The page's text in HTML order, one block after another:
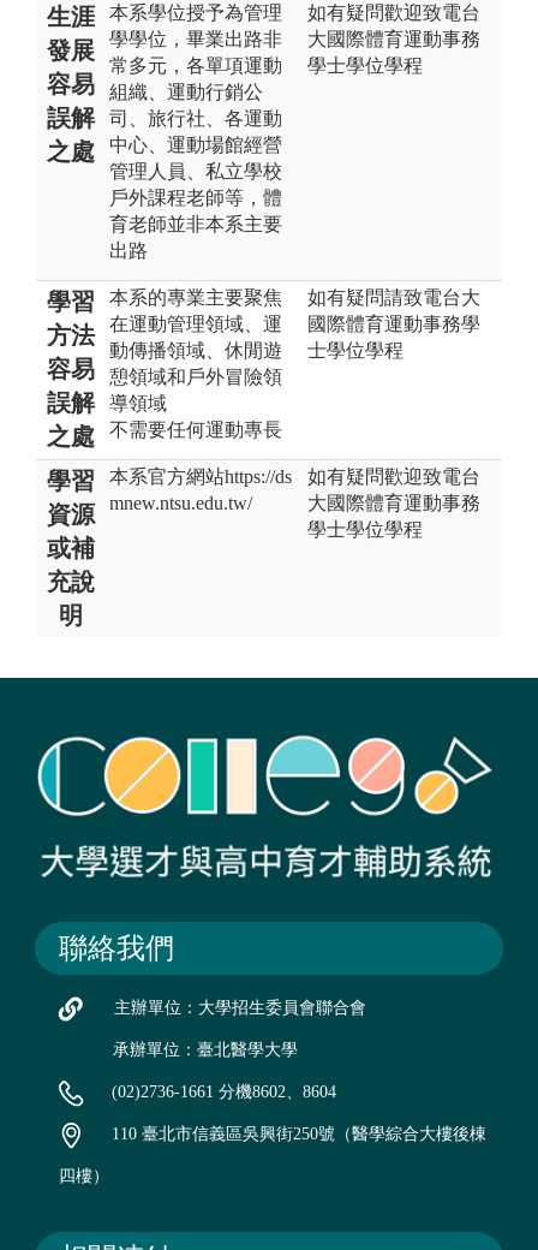
生涯
發展
容易
誤解
之處
本系學位授予為管理
學學位，畢業出路非
常多元，各單項運動
組織、運動行銷公
司、旅行社、各運動
中心、運動場館經營
管理人員、私立學校
戶外課程老師等，體
育老師並非本系主要
出路
如有疑問歡迎致電台
大國際體育運動事務
學士學位學程
學習
方法
容易
誤解
之處
本系的專業主要聚焦
在運動管理領域、運
動傳播領域、休閒遊
憩領域和戶外冒險領
導領域
不需要任何運動專長
如有疑問請致電台大
國際體育運動事務學
士學位學程
學習
資源
或補
充說
明
本系官方網站https://ds
mnew.ntsu.edu.tw/
如有疑問歡迎致電台
大國際體育運動事務
學士學位學程
聯絡我們
主辦單位：大學招生委員會聯合會
承辦單位：臺北醫學大學
(02)2736-1661 分機8602、8604
110 臺北市信義區吳興街250號（醫學綜合大樓後棟
四樓）